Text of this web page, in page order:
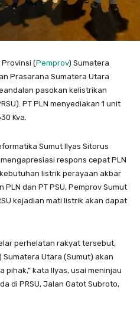
Provinsi (Pemprov) Sumatera
Prasarana Sumatera Utara
pasokan kelistrikan
PT PLN menyediakan 1 unit
Kva.
Sumut Ilyas Sitorus
respons cepat PLN
listrik perayaan akbar
dan PT PSU, Pemprov Sumut
kejadian mati listrik akan dapat
perhelatan rakyat tersebut,
Utara (Sumut) akan
pihak,” kata Ilyas, usai meninjau
di PRSU, Jalan Gatot Subroto,